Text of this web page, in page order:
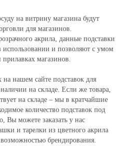
на витрину магазина будут
для магазинов.
акрила, данные подставки
использовании и позволяют с умом
прилавках магазинов.
нашем сайте подставок для
на складе. Если же товара,
на складе – мы в кратчайшие
количество подставок под
Вы можете заказать у нас
и тарелки из цветного акрила
брендирования.